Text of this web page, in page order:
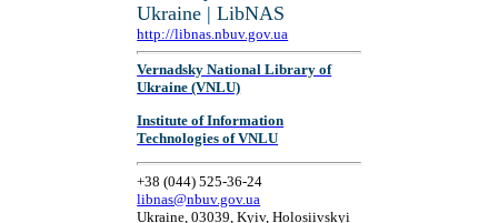
Ukraine | LibNAS
http://libnas.nbuv.gov.ua
Vernadsky National Library of
Ukraine (VNLU)
Institute of Information
Technologies of VNLU
+38 (044) 525-36-24
libnas@nbuv.gov.ua
Ukraine, 03039, Kyiv, Holosiivskyi